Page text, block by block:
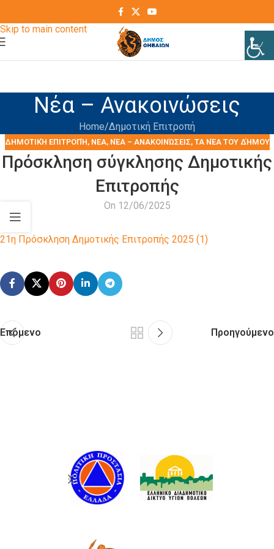
Skip to main content
Νέα – Ανακοινώσεις
Home Δημοτική Επιτροπή
ΔΗΜΟΤΙΚΉ ΕΠΙΤΡΟΠΉ, ΝΕΑ, ΝΈΑ – ΑΝΑΚΟΙΝΏΣΕΙΣ, ΤΑ ΝΈΑ ΤΟΥ ΔΉΜΟΥ
Πρόσκληση σύγκλησης Δημοτικής
Επιτροπής
On 12/06/2025
21η Πρόσκληση Δημοτικής Επιτροπής 2025 (1)
Επόμενο Προηγούμενο